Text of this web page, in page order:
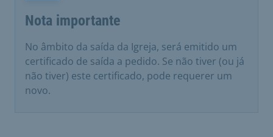
Nota importante
No âmbito da saída da Igreja, será emitido um
certificado de saída a pedido. Se não tiver (ou já
não tiver) este certificado, pode requerer um
novo.